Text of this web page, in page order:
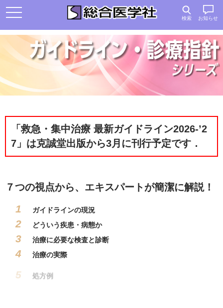
検索 お知らせ
「救急・集中治療 最新ガイドライン2026-’2
7」は克誠堂出版から3月に刊行予定です．
７つの視点から、エキスパートが簡潔に解説！
ガイドラインの現況
どういう疾患・病態か
治療に必要な検査と診断
治療の実際
処方例